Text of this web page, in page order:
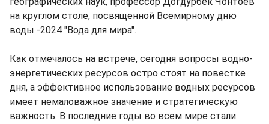
на круглом столе, посвященной Всемирному дню
воды -2024 "Вода для мира".
Как отмечалось на встрече, сегодня вопросы водно-
энергетических ресурсов остро стоят на повестке
дня, а эффективное использование водных ресурсов
имеет немаловажное значение и стратегическую
важность. В последние годы во всем мире стали